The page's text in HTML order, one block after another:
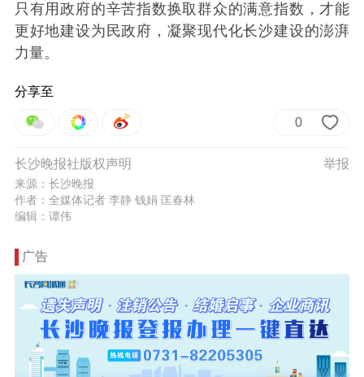
只有用政府的辛苦指数换取群众的满意指数，才能
更好地建设为民政府，凝聚现代化长沙建设的澎湃
力量。
分享至
0
举报
长沙晚报社版权声明
来源：长沙晚报
作者：全媒体记者 李静 钱娟 匡春林
编辑：谭伟
广告